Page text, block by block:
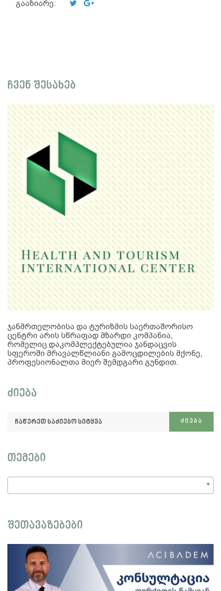
გააზიარე:
ჩვენ შესახებ
ჯანმრთელობისა და ტურიზმის საერთაშორისო
ცენტრი არის სწრაფად მზარდი კომპანია,
რომელიც დაკომპლექტებულია ჯანდაცვის
სფეროში მრავალწლიანი გამოცდილების მქონე,
პროფესიონალთა მიერ შემდგარი გუნდით.
ძიება
ჩაწერეთ
საძიებო
ᲫᲘᲔᲑᲐ
თემები
შეთავაზებები